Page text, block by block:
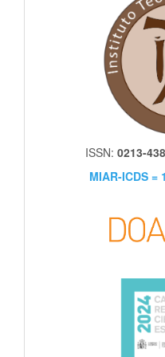
ISSN: 0213-
MIAR-ICDS =